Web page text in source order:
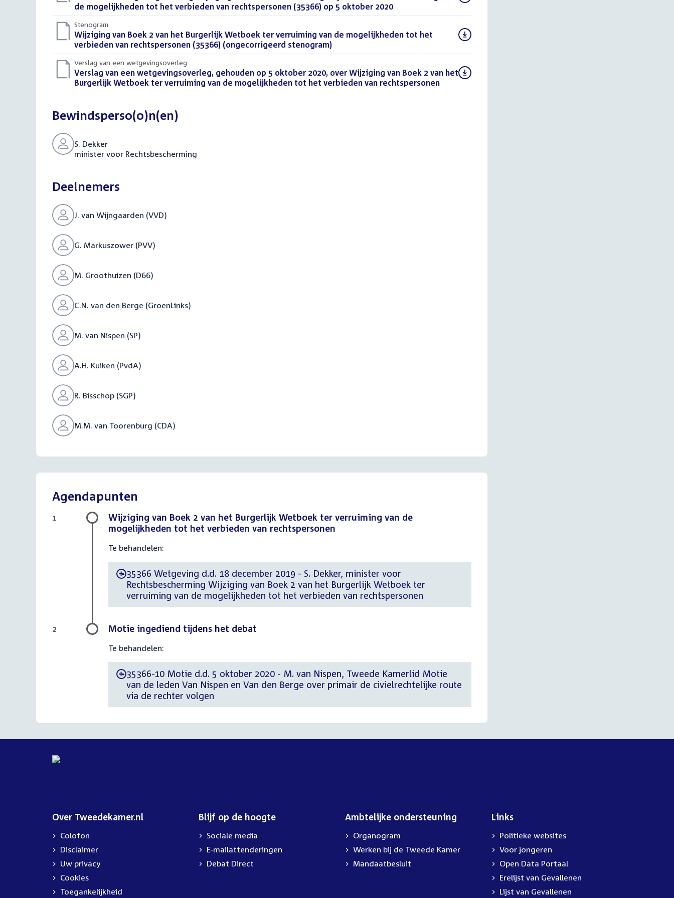
bestand:
de mogelijkheden tot het verbieden van rechtspersonen (35366) op 5 oktober 2020
Stenogram
Download
bestand:
Wijziging van Boek 2 van het Burgerlijk Wetboek ter verruiming van de mogelijkheden tot het
verbieden van rechtspersonen (35366) (ongecorrigeerd stenogram)
Verslag van een wetgevingsoverleg
Download
bestand:
Verslag van een wetgevingsoverleg, gehouden op 5 oktober 2020, over Wijziging van Boek 2 van het
Burgerlijk Wetboek ter verruiming van de mogelijkheden tot het verbieden van rechtspersonen
Bewindsperso(o)n(en)
S. Dekker
minister voor Rechtsbescherming
Deelnemers
J. van Wijngaarden (VVD)
G. Markuszower (PVV)
M. Groothuizen (D66)
C.N. van den Berge (GroenLinks)
M. van Nispen (SP)
A.H. Kuiken (PvdA)
R. Bisschop (SGP)
M.M. van Toorenburg (CDA)
Agendapunten
Wijziging van Boek 2 van het Burgerlijk Wetboek ter verruiming van de
mogelijkheden tot het verbieden van rechtspersonen
Te behandelen:
-35366 Wetgeving d.d. 18 december 2019 - S. Dekker, minister voor
Rechtsbescherming Wijziging van Boek 2 van het Burgerlijk Wetboek ter
verruiming van de mogelijkheden tot het verbieden van rechtspersonen
1
Motie ingediend tijdens het debat
Te behandelen:
-35366-10 Motie d.d. 5 oktober 2020 - M. van Nispen, Tweede Kamerlid Motie
van de leden Van Nispen en Van den Berge over primair de civielrechtelijke route
via de rechter volgen
2
Over Tweedekamer.nl
Colofon
Disclaimer
Uw privacy
Cookies
Toegankelijkheid
Blijf op de hoogte
Sociale media
E-mailattenderingen
Debat Direct
Ambtelijke ondersteuning
Organogram
Werken bij de Tweede Kamer
Mandaatbesluit
Links
Politieke websites
Voor jongeren
Open Data Portaal
Erelijst van Gevallenen
Lijst van Gevallenen